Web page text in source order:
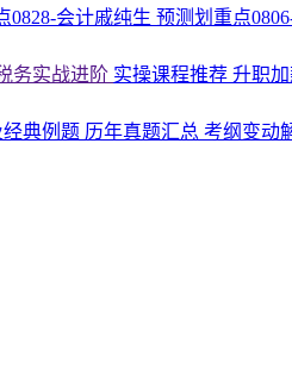
0828-会计戚纯生 预测划重点
务实战进阶 实操课程推荐 升职
典例题 历年真题汇总 考纲变动